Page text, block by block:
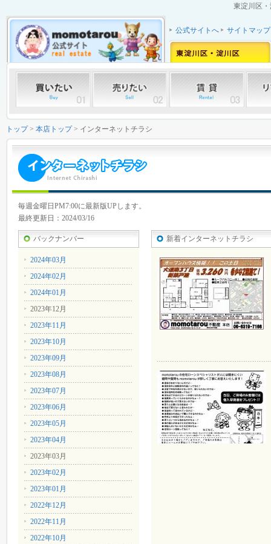
東淀川区
公式サイトへ サイトマップ
トップ> 本店トップ> インターネットチラシ
毎週金曜日PM7:00に最新版UPします。
最終更新日：2024/03/16
バックナンバー
2024年03月
2024年02月
2024年01月
2023年12月
2023年11月
2023年10月
2023年09月
2023年08月
2023年07月
2023年06月
2023年05月
2023年04月
2023年03月
2023年02月
2023年01月
2022年12月
2022年11月
2022年10月
新着インターネットチラシ